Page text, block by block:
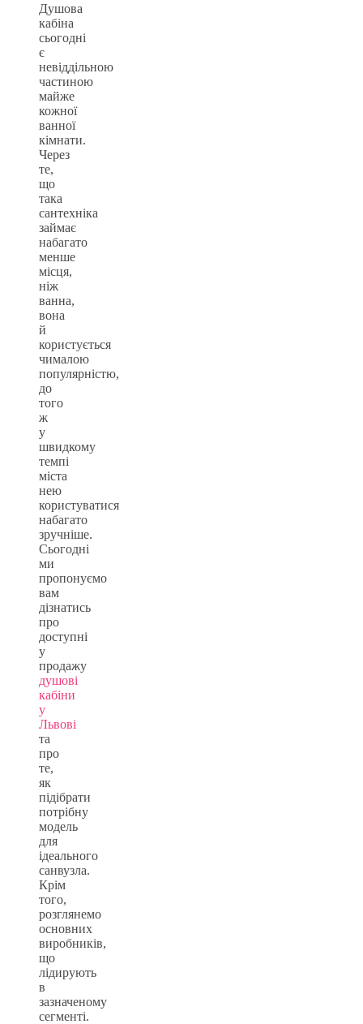
Душова
кабіна
сьогодні
є
невіддільною
частиною
майже
кожної
ванної
кімнати.
Через
те,
що
така
сантехніка
займає
набагато
менше
місця,
ніж
ванна,
вона
й
користується
чималою
популярністю,
до
того
ж
у
швидкому
темпі
міста
нею
користуватися
набагато
зручніше.
Сьогодні
ми
пропонуємо
вам
дізнатись
про
доступні
у
продажу
душові
кабіни
у
Львові
та
про
те,
як
підібрати
потрібну
модель
для
ідеального
санвузла.
Крім
того,
розглянемо
основних
виробників,
що
лідирують
в
зазначеному
сегменті.